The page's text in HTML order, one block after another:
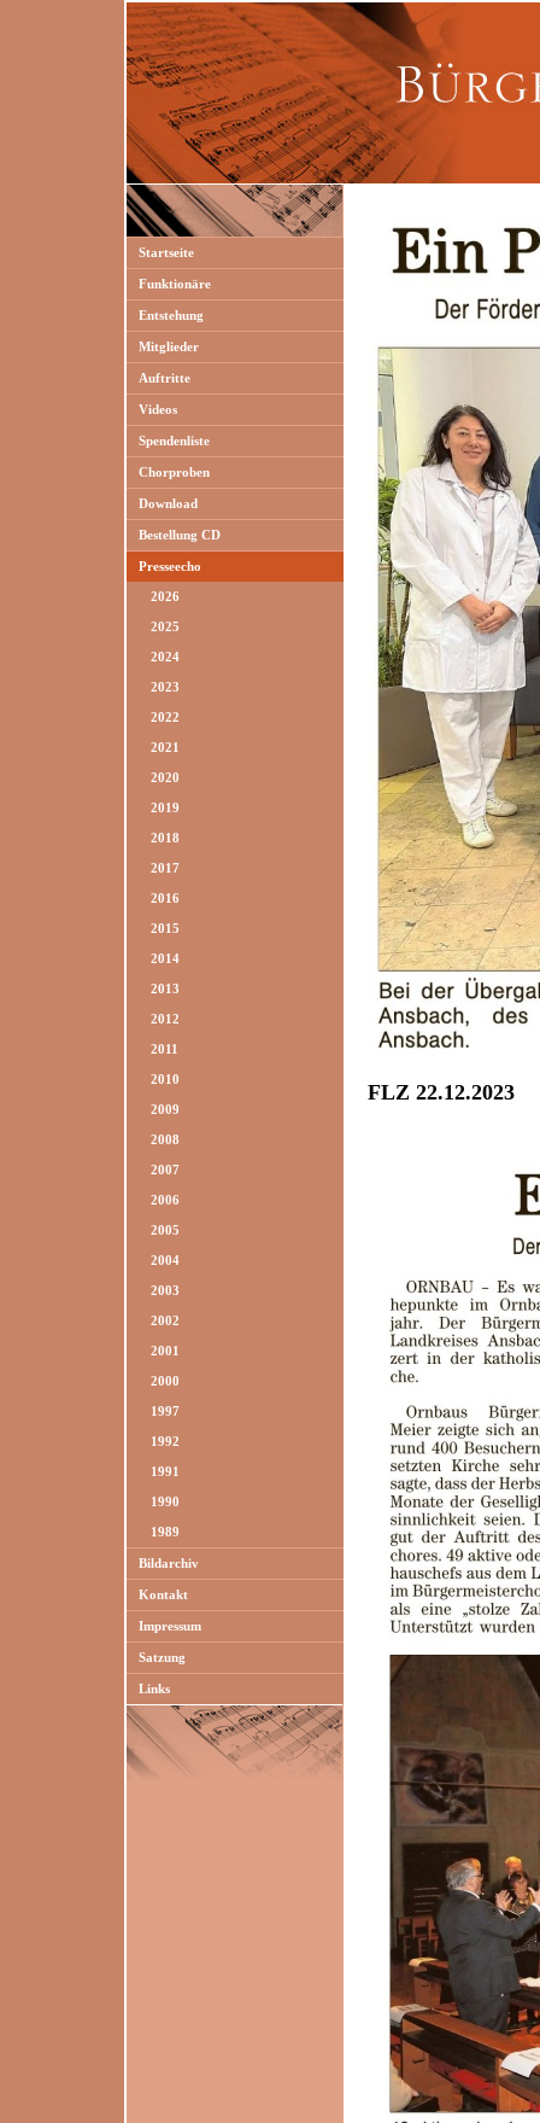
Startseite
Funktionäre
Entstehung
Mitglieder
Auftritte
Videos
Spendenliste
Chorproben
Download
Bestellung CD
Presseecho
2026
2025
2024
2023
2022
2021
2020
2019
2018
2017
2016
2015
2014
2013
2012
2011
2010
2009
2008
2007
2006
2005
2004
2003
2002
2001
2000
1997
1992
1991
1990
1989
Bildarchiv
Kontakt
Impressum
Satzung
Links
FLZ 22.12.2023